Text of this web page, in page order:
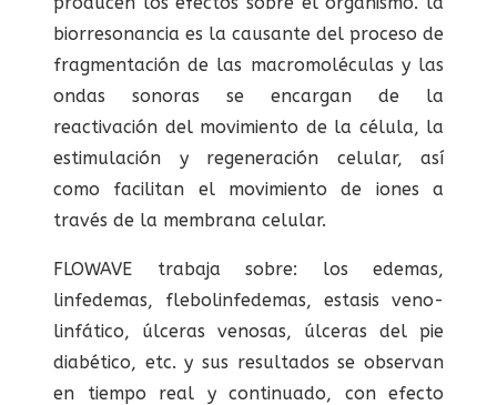
biorresonancia es la causante del proceso de
fragmentación de las macromoléculas y las
ondas sonoras se encargan de la
reactivación del movimiento de la célula, la
estimulación y regeneración celular, así
como facilitan el movimiento de iones a
través de la membrana celular.
FLOWAVE trabaja sobre: los edemas,
linfedemas, flebolinfedemas, estasis veno-
linfático, úlceras venosas, úlceras del pie
diabético, etc. y sus resultados se observan
en tiempo real y continuado, con efecto